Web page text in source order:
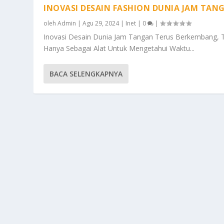
INOVASI DESAIN FASHION DUNIA JAM
olehAdmin |Agu 29, 2024| Inet | 0 |
Inovasi Desain Dunia Jam Tangan Terus Berkembang,
Hanya Sebagai Alat Untuk Mengetahui Waktu...
BACA SELENGKAPNYA